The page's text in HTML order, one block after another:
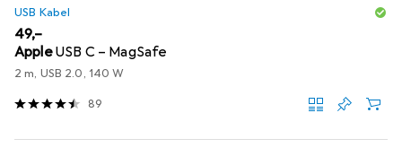
USB Kabel
EUR
49,–
AppleUSB C – MagSafe
2 m, USB 2.0, 140 W
89